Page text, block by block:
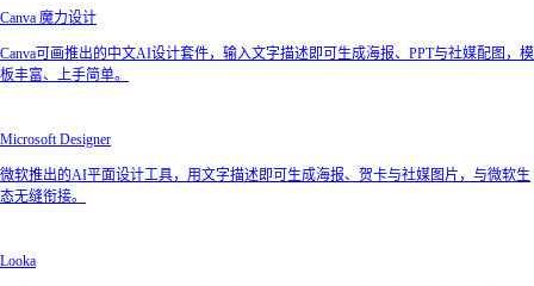
Canva 魔力设计
Canva可画推出的中文AI设计套件，输入文字描述即可生成海报、PPT与社媒配图，模
板丰富、上手简单。
Microsoft Designer
微软推出的AI平面设计工具，用文字描述即可生成海报、贺卡与社媒图片，与微软生
态无缝衔接。
Looka